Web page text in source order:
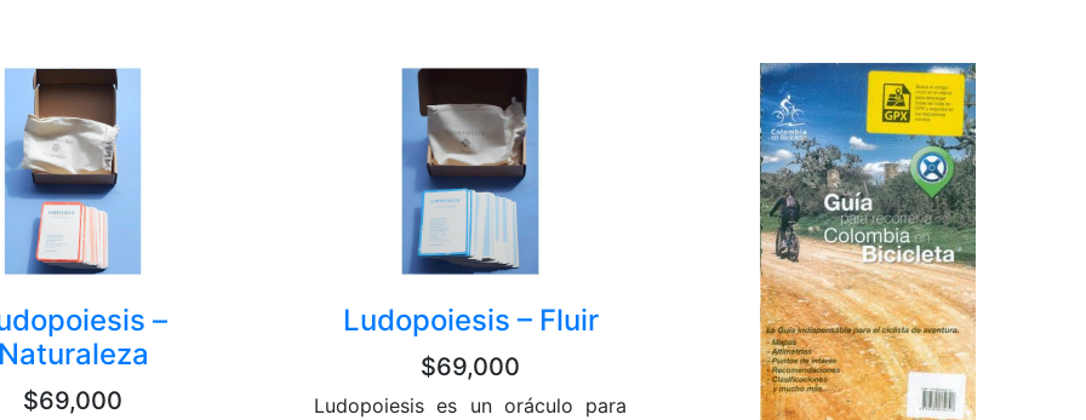
–
$69,000
Ludopoiesis – Fluir
$69,000
Ludopoiesis es un oráculo para